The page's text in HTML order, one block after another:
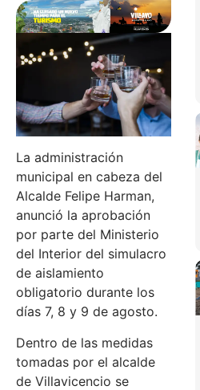
La administración
municipal en cabeza del
Alcalde Felipe Harman,
anunció la aprobación
por parte del Ministerio
del Interior del simulacro
de aislamiento
obligatorio durante los
días 7, 8 y 9 de agosto.
Dentro de las medidas
tomadas por el alcalde
de Villavicencio se